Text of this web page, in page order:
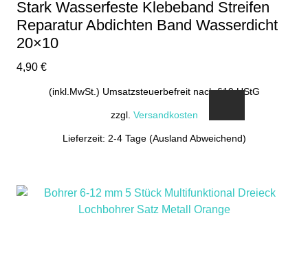
Stark Wasserfeste Klebeband Streifen
Reparatur Abdichten Band Wasserdicht
20×10
4,90 €
(inkl.MwSt.) Umsatzsteuerbefreit nach §19 UStG
zzgl. Versandkosten
Lieferzeit: 2-4 Tage (Ausland Abweichend)